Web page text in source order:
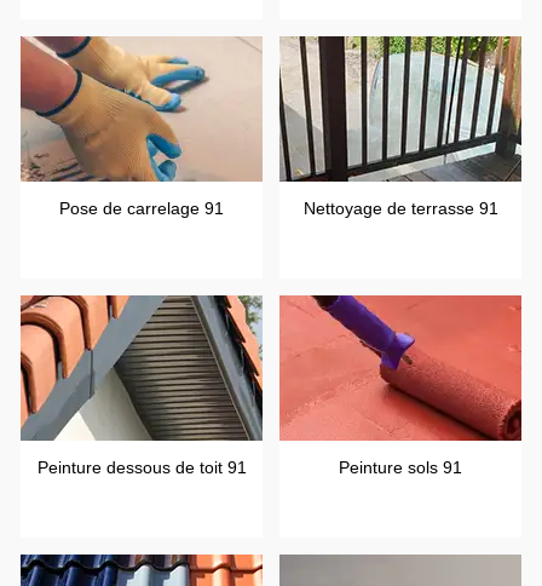
Pose de carrelage 91 Nettoyage de terrasse 91
Peinture dessous de toit 91 Peinture sols 91